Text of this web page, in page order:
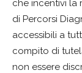
che incentivi la
di Percorsi
accessibili a
compito di
non essere